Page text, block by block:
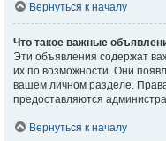
Вернуться к началу
Что такое важные
Эти объявления содержат
их по возможности. Они
вашем личном разделе.
предоставляются
Вернуться к началу